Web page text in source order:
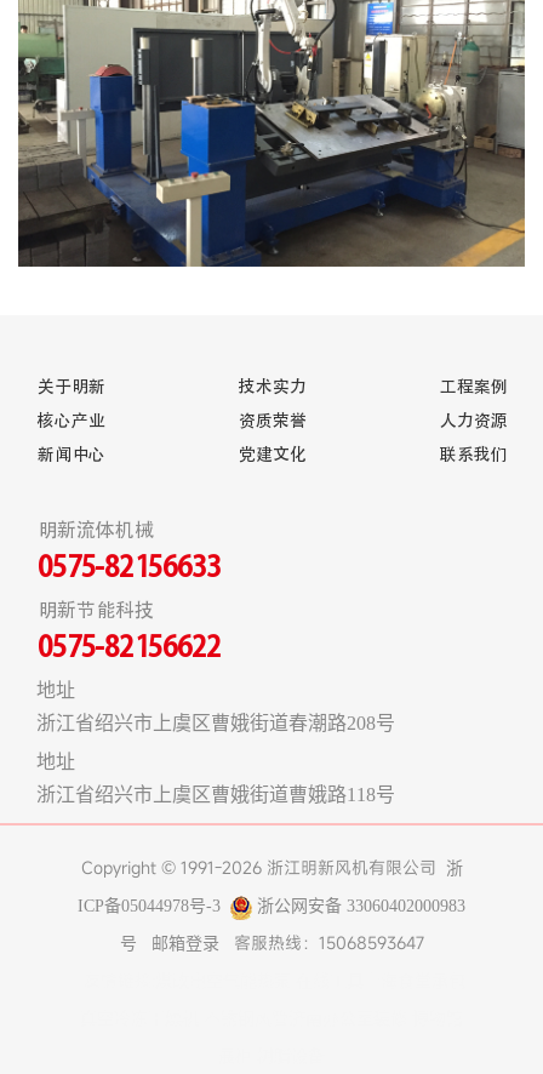
关于明新
核心产业
新闻中心
技术实力
资质荣誉
党建文化
工程案例
人力资源
联系我们
明新流体机械
0575-82156633
明新节能科技
0575-82156622
地址
浙江省绍兴市上虞区曹娥街道春潮路208号
地址
浙江省绍兴市上虞区曹娥街道曹娥路118号
Copyright © 1991-2026 浙江明新风机有限公司 浙
ICP备05044978号-3 浙公网安备 33060402000983
号 邮箱登录
客服热线：15068593647